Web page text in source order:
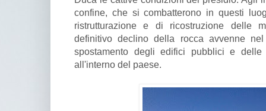
confine, che si combatterono in questi
ristrutturazione e di ricostruzione delle
definitivo declino della rocca avvenne
spostamento degli edifici pubblici e delle
all'interno del paese.